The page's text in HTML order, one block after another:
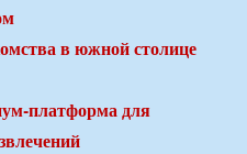
в южной столице
платформа для